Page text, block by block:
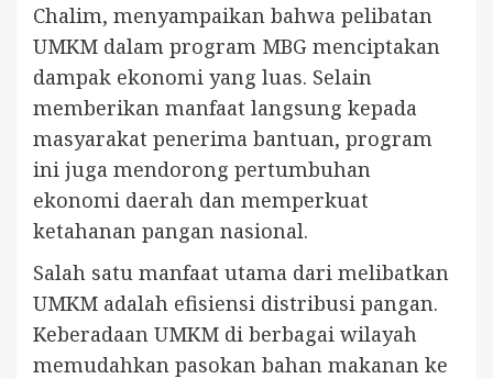
Chalim, menyampaikan bahwa pelibatan
UMKM dalam program MBG menciptakan
dampak ekonomi yang luas. Selain
memberikan manfaat langsung kepada
masyarakat penerima bantuan, program
ini juga mendorong pertumbuhan
ekonomi daerah dan memperkuat
ketahanan pangan nasional.
Salah satu manfaat utama dari melibatkan
UMKM adalah efisiensi distribusi pangan.
Keberadaan UMKM di berbagai wilayah
memudahkan pasokan bahan makanan ke